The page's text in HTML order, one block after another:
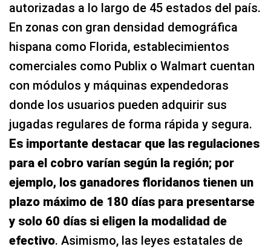
autorizadas a lo largo de 45 estados del país.
En zonas con gran densidad demográfica
hispana como Florida, establecimientos
comerciales como Publix o Walmart cuentan
con módulos y máquinas expendedoras
donde los usuarios pueden adquirir sus
jugadas regulares de forma rápida y segura.
Es importante destacar que las regulaciones
para el cobro varían según la región; por
ejemplo, los ganadores floridanos tienen un
plazo máximo de 180 días para presentarse
y solo 60 días si eligen la modalidad de
efectivo. Asimismo, las leyes estatales de